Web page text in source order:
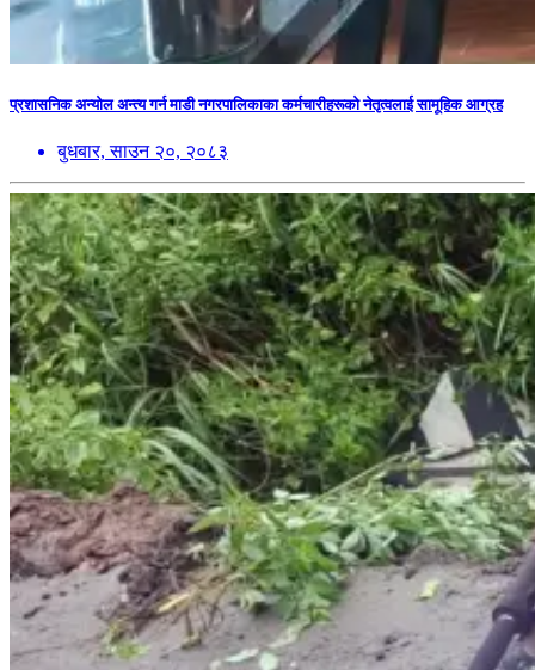
प्रशासनिक अन्योल अन्त्य गर्न माडी नगरपालिकाका कर्मचारीहरूको नेतृत्वलाई सामूहिक आग्रह
बुधबार, साउन २०, २०८३